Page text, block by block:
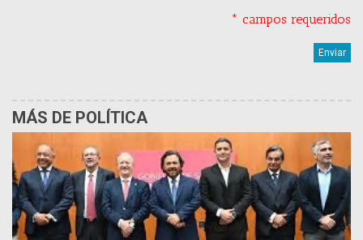
* campos requeridos
MÁS DE POLÍTICA